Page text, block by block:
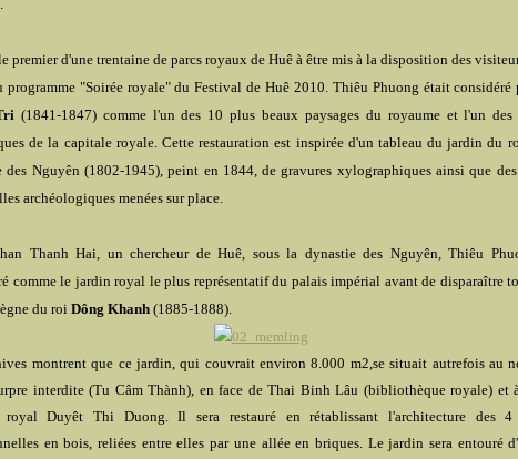
premier d'une trentaine de parcs royaux de Huê à être mis à la disposition des
programme "Soirée royale" du Festival de Huê 2010. Thiêu Phuong était considéré
(1841-1847) comme l'un des 10 plus beaux paysages du royaume et l'un des
de la capitale royale. Cette restauration est inspirée d'un tableau du jardin du
des Nguyên (1802-1945), peint en 1844, de gravures xylographiques ainsi que
archéologiques menées sur place.
Thanh Hai, un chercheur de Huê, sous la dynastie des Nguyên, Thiêu
comme le jardin royal le plus représentatif du palais impérial avant de disparaître
du roi Dông Khanh (1885-1888).
montrent que ce jardin, qui couvrait environ 8.000 m2,se situait autrefois au
interdite (Tu Câm Thành), en face de Thai Binh Lâu (bibliothèque royale) et
royal Duyêt Thi Duong. Il sera restauré en rétablissant l'architecture des 4
en bois, reliées entre elles par une allée en briques. Le jardin sera entouré